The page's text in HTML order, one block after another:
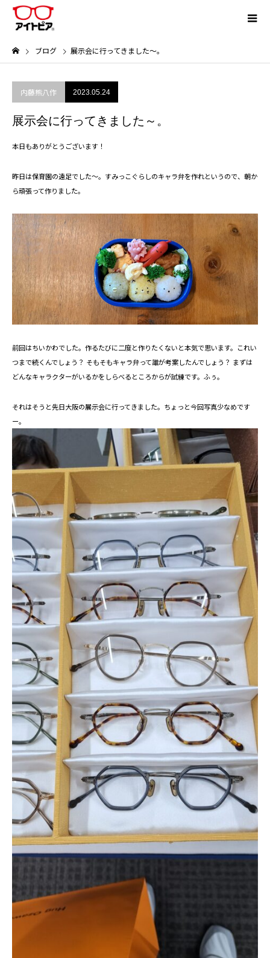
ブログ 展示会に行ってきました～。
内藤熊八作 2023.05.24
展示会に行ってきました～。
本日もありがとうございます！
昨日は保育園の遠足でした～。すみっこぐらしのキャラ弁を作れというので、朝か
ら頑張って作りました。
前回はちいかわでした。作るたびに二度と作りたくないと本気で思います。これい
つまで続くんでしょう？ そもそもキャラ弁って誰が考案したんでしょう？ まずは
どんなキャラクターがいるかをしらべるところからが試練です。ふぅ。
それはそうと先日大阪の展示会に行ってきました。ちょっと今回写真少なめです
ー。